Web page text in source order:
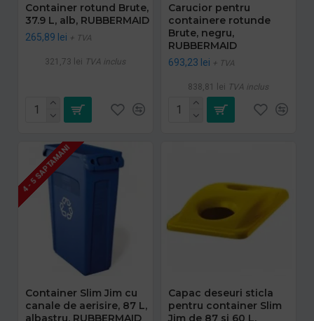
Container rotund Brute,
37.9 L, alb, RUBBERMAID
265,89 lei + TVA
321,73 lei TVA inclus
Carucior pentru
containere rotunde
Brute, negru,
RUBBERMAID
693,23 lei + TVA
838,81 lei TVA inclus
4 - 5 SAPTAMANI
Container Slim Jim cu
canale de aerisire, 87 L,
albastru, RUBBERMAID
Capac deseuri sticla
pentru container Slim
Jim de 87 si 60 L,